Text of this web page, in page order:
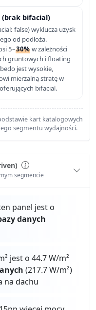
bifacial)
false) wyklucza uzysk
od podłoża.
5–30% w zależności
gruntowych i floating
jest wysokie,
mierzalną stratę w
bifacial.
kart katalogowych
segmentu wydajności.
segmencie
panel jest o
danych
jest o 44.7 W/m²
(217.7 W/m²)
na dachu